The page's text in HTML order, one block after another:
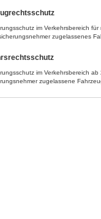
im Verkehrsbereich für
zugelassenes
im Verkehrsbereich ab
zugelassene